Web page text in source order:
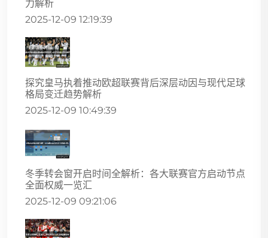
力解析
2025-12-09 12:19:39
探究皇马执着推动欧超联赛背后深层动因与现代足球
格局变迁趋势解析
2025-12-09 10:49:39
冬季转会窗开启时间全解析：各大联赛官方启动节点
全面权威一览汇
2025-12-09 09:21:06